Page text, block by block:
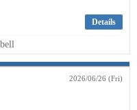
Details
2026/06/26 (Fri)